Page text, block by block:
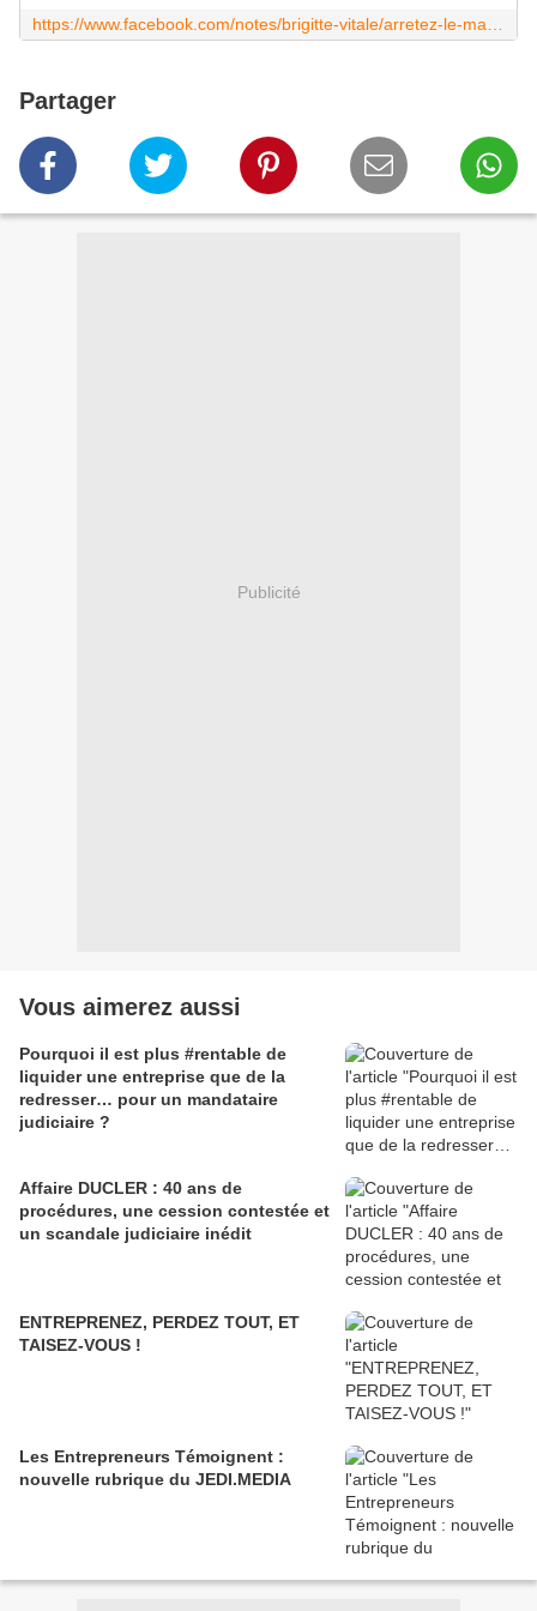
Partager
Publicité
Vous aimerez aussi
Pourquoi il est plus #rentable de
liquider une entreprise que de la
redresser… pour un mandataire
judiciaire ?
Affaire DUCLER : 40 ans de
procédures, une cession contestée et
un scandale judiciaire inédit
ENTREPRENEZ, PERDEZ TOUT, ET
TAISEZ-VOUS !
Les Entrepreneurs Témoignent :
nouvelle rubrique du JEDI.MEDIA